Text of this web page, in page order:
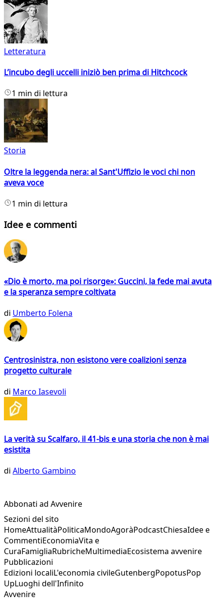
Letteratura
L’incubo degli uccelli iniziò ben prima di Hitchcock
1 min di lettura
Storia
Oltre la leggenda nera: al Sant'Uffizio le voci chi non
aveva voce
1 min di lettura
Idee e commenti
«Dio è morto, ma poi risorge»: Guccini, la fede mai avuta
e la speranza sempre coltivata
di Umberto Folena
Centrosinistra, non esistono vere coalizioni senza
progetto culturale
di Marco Iasevoli
La verità su Scalfaro, il 41-bis e una storia che non è mai
esistita
di Alberto Gambino
Abbonati ad Avvenire
Sezioni del sito
HomeAttualitàPoliticaMondoAgoràPodcastChiesaIdee e
CommentiEconomiaVita e
CuraFamigliaRubricheMultimediaEcosistema avvenire
Pubblicazioni
Edizioni localiL'economia civileGutenbergPopotusPop
UpLuoghi dell'Infinito
Avvenire